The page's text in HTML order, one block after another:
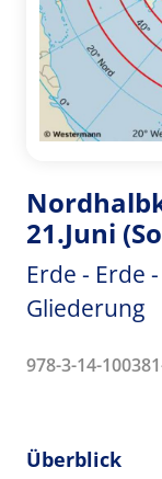
21.Juni
Erde - Erde
Gliederung
978-3-14-
Überblick